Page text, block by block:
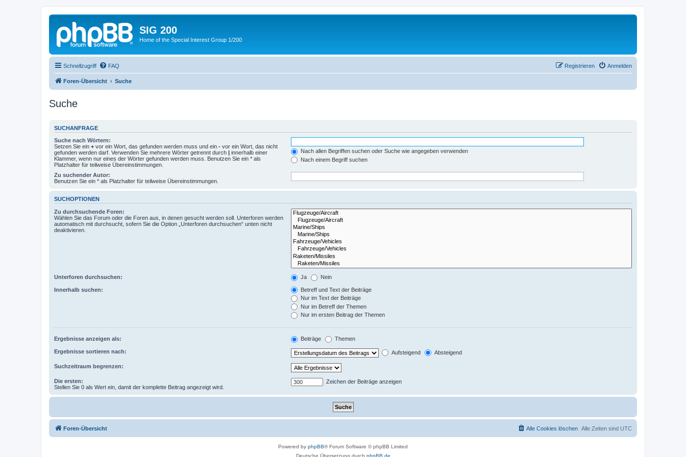
SIG 200
Home of the Special Interest Group 1/200
Schnellzugriff FAQ Anmelden
Registrieren
Foren-Übersicht Suche
Suche
SUCHANFRAGE
Suche nach Wörtern:
Setzen Sie ein + vor ein Wort, das gefunden werden muss und ein - vor ein Wort, das nicht
gefunden werden darf. Verwenden Sie mehrere Wörter getrennt durch | innerhalb einer
Klammer, wenn nur eines der Wörter gefunden werden muss. Benutzen Sie ein * als
Platzhalter für teilweise Übereinstimmungen.
Nach allen Begriffen suchen oder Suche wie angegeben verwenden
Nach einem Begriff suchen
Zu suchender Autor:
Benutzen Sie ein * als Platzhalter für teilweise Übereinstimmungen.
SUCHOPTIONEN
Zu durchsuchende Foren:
Wählen Sie das Forum oder die Foren aus, in denen gesucht werden soll. Unterforen werden
automatisch mit durchsucht, sofern Sie die Option „Unterforen durchsuchen“ unten nicht
deaktivieren.
Unterforen durchsuchen: Ja Nein
Innerhalb suchen:
Betreff und Text der Beiträge
Nur im Text der Beiträge
Nur im Betreff der Themen
Nur im ersten Beitrag der Themen
Ergebnisse anzeigen als: Beiträge Themen
Ergebnisse sortieren nach: Aufsteigend Absteigend
Suchzeitraum begrenzen:
Die ersten:
Stellen Sie 0 als Wert ein, damit der komplette Beitrag angezeigt wird.
Zeichen der Beiträge anzeigen
Foren-Übersicht Alle Zeiten sind UTC
Alle Cookies löschen
Powered by phpBB® Forum Software © phpBB Limited
Deutsche Übersetzung durch phpBB.de